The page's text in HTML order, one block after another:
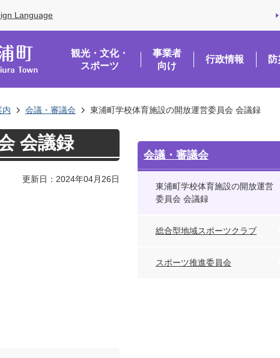
Language
観光・文化・
スポーツ
事業者
向け
行政情報
内 会議・審議会 東浦町学校体育施設の開放運営委員会 会議録
会議録
更新日：2024年04月26日
会議・審議会
東浦町学校体育施設の開放運営
委員会 会議録
総合型地域スポーツクラブ
スポーツ推進委員会